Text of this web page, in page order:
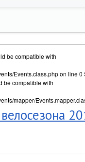
be compatible with
Events.class.php on line 0
be compatible with
mapper/